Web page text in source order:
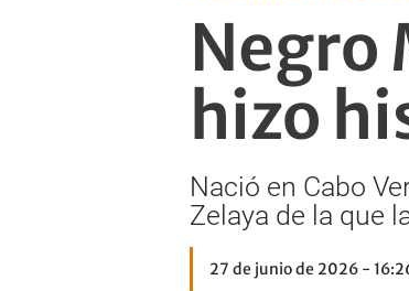
Negro
hizo
Nació en Cabo
Zelaya de la que
27 de junio de 2026 -